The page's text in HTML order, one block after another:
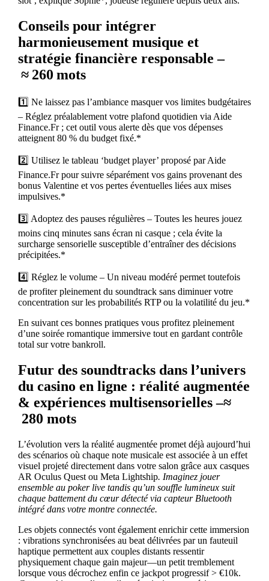
Conseils pour intégrer
harmonieusement musique et
stratégie financière responsable –
≈ 260 mots
1️⃣ Ne laissez pas l’ambiance masquer vos limites budgétaires
– Réglez préalablement votre plafond quotidien via Aide
Finance.Fr ; cet outil vous alerte dès que vos dépenses
atteignent 80 % du budget fixé.*
2️⃣ Utilisez le tableau ‘budget player’ proposé par Aide
Finance.Fr pour suivre séparément vos gains provenant des
bonus Valentine et vos pertes éventuelles liées aux mises
impulsives.*
3️⃣ Adoptez des pauses régulières – Toutes les heures jouez
moins cinq minutes sans écran ni casque ; cela évite la
surcharge sensorielle susceptible d’entraîner des décisions
précipitées.*
4️⃣ Réglez le volume – Un niveau modéré permet toutefois
de profiter pleinement du soundtrack sans diminuer votre
concentration sur les probabilités RTP ou la volatilité du jeu.*
En suivant ces bonnes pratiques vous profitez pleinement
d’une soirée romantique immersive tout en gardant contrôle
total sur votre bankroll.
Futur des soundtracks dans l’univers
du casino en ligne : réalité augmentée
& expériences multisensorielles –≈​
280 mots
L’évolution vers la réalité augmentée promet déjà aujourd’hui
des scénarios où chaque note musicale est associée à un effet
visuel projeté directement dans votre salon grâce aux casques
AR Oculus Quest ou Meta Lightship. Imaginez jouer
ensemble au poker live tandis qu’un souffle lumineux suit
chaque battement du cœur détecté via capteur Bluetooth
intégré dans votre montre connectée.
Les objets connectés vont également enrichir cette immersion
: vibrations synchronisées au beat délivrées par un fauteuil
haptique permettent aux couples distants ressentir
physiquement chaque gain majeur—un petit tremblement
lorsque vous décrochez enfin ce jackpot progressif > €10k.